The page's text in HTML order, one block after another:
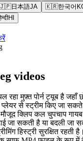
日本語JA 🇰🇷한국어
HI
videos
मुफ़्त पोर्न ट्यूब है जहाँ
प्लेयर से स्ट्रीम किए जा
क्लिप कल चुपचाप गायब
जा सकती है या बदली
हिस्ट्री सुरक्षित रहती